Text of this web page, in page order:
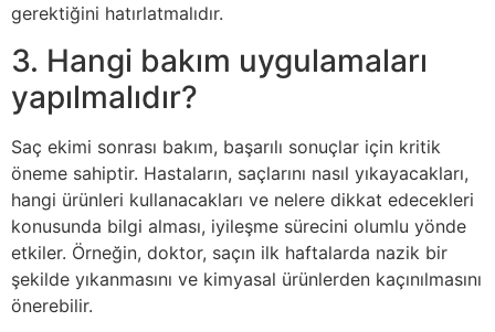
gerektiğini hatırlatmalıdır.
3. Hangi bakım uygulamaları
yapılmalıdır?
Saç ekimi sonrası bakım, başarılı sonuçlar için kritik
öneme sahiptir. Hastaların, saçlarını nasıl yıkayacakları,
hangi ürünleri kullanacakları ve nelere dikkat edecekleri
konusunda bilgi alması, iyileşme sürecini olumlu yönde
etkiler. Örneğin, doktor, saçın ilk haftalarda nazik bir
şekilde yıkanmasını ve kimyasal ürünlerden kaçınılmasını
önerebilir.